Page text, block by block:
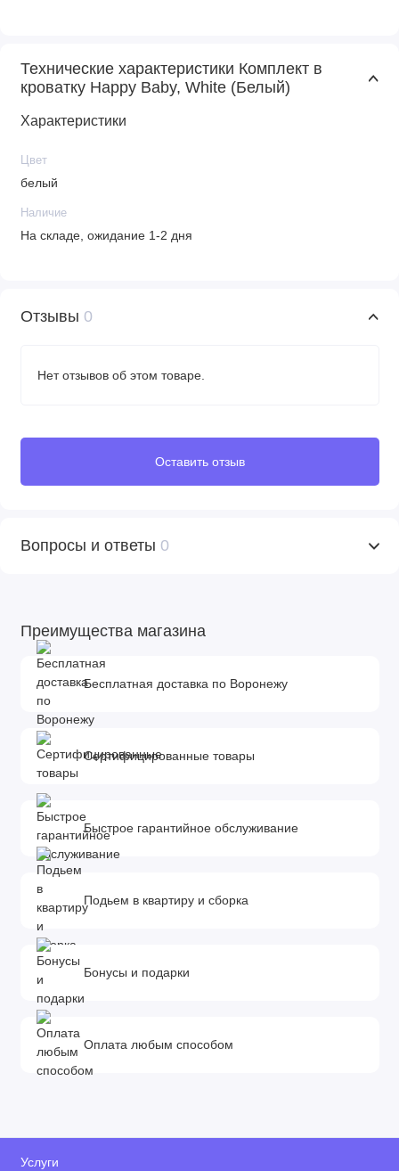
Технические характеристики Комплект в
кроватку Happy Baby, White (Белый)
Характеристики
Цвет
белый
Наличие
На складе, ожидание 1-2 дня
Отзывы 0
Нет отзывов об этом товаре.
Оставить отзыв
Вопросы и ответы 0
Преимущества магазина
Бесплатная доставка по Воронежу
Сертифицированные товары
Быстрое гарантийное обслуживание
Подьем в квартиру и сборка
Бонусы и подарки
Оплата любым способом
Услуги